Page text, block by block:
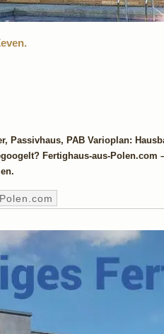
Passivhaus, PAB Varioplan:
Fertighaus-aus-Polen.com